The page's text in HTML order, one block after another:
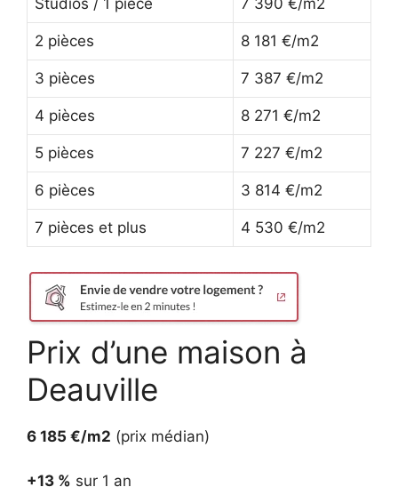
Studios / 1 pièce 7 390 €/m2
2 pièces 8 181 €/m2
3 pièces 7 387 €/m2
4 pièces 8 271 €/m2
5 pièces 7 227 €/m2
6 pièces 3 814 €/m2
7 pièces et plus 4 530 €/m2
Prix d’une maison à
Deauville
6 185 €/m2 (prix médian)
+13 % sur 1 an